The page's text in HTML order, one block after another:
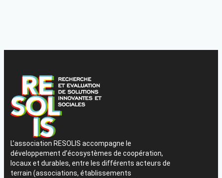
L’association RESOLIS accompagne le
développement d’écosystèmes de coopération,
locaux et durables, entre les différents acteurs de
terrain (associations, établissements